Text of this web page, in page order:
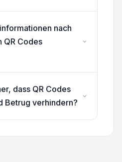
nach
QR Codes
dass QR Codes
Betrug verhindern?